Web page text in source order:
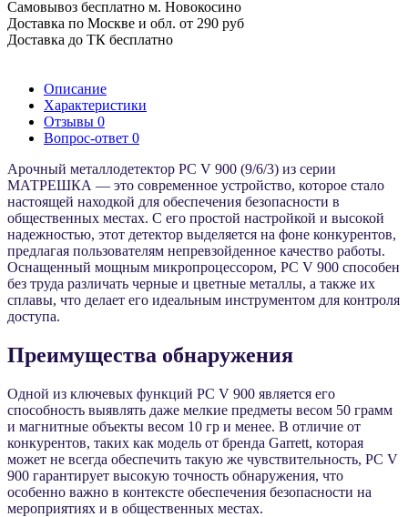
Самовывоз бесплатно м. Новокосино
Доставка по Москве и обл. от 290 руб
Доставка до ТК бесплатно
Описание
Характеристики
Отзывы 0
Вопрос-ответ 0
Арочный металлодетектор PC V 900 (9/6/3) из серии
МАТРЕШКА — это современное устройство, которое стало
настоящей находкой для обеспечения безопасности в
общественных местах. С его простой настройкой и высокой
надежностью, этот детектор выделяется на фоне конкурентов,
предлагая пользователям непревзойденное качество работы.
Оснащенный мощным микропроцессором, PC V 900 способен
без труда различать черные и цветные металлы, а также их
сплавы, что делает его идеальным инструментом для контроля
доступа.
Преимущества обнаружения
Одной из ключевых функций PC V 900 является его
способность выявлять даже мелкие предметы весом 50 грамм
и магнитные объекты весом 10 гр и менее. В отличие от
конкурентов, таких как модель от бренда Garrett, которая
может не всегда обеспечить такую же чувствительность, PC V
900 гарантирует высокую точность обнаружения, что
особенно важно в контексте обеспечения безопасности на
мероприятиях и в общественных местах.